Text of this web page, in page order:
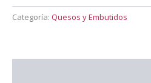
Categoría: Quesos y Embutidos